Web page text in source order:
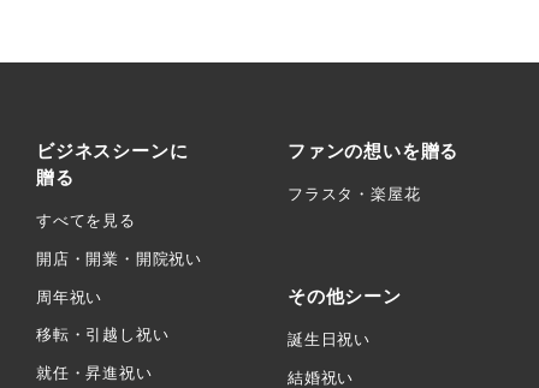
ビジネスシーンに
贈る
すべてを見る
開店・開業・開院祝い
周年祝い
移転・引越し祝い
就任・昇進祝い
ファンの想いを贈る
フラスタ・楽屋花
その他シーン
誕生日祝い
結婚祝い